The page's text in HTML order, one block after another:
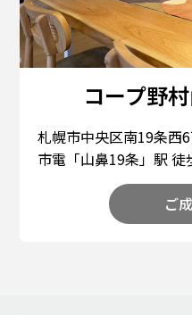
コープ野
札幌市中央区南19条西
市電「山鼻19条」駅
ご